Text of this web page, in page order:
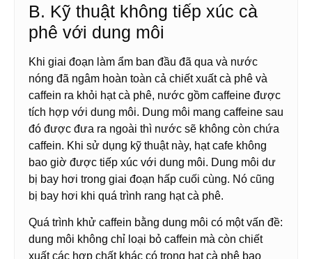
B. Kỹ thuật không tiếp xúc cà
phê với dung môi
Khi giai đoạn làm ẩm ban đầu đã qua và nước
nóng đã ngâm hoàn toàn cả chiết xuất cà phê và
caffein ra khỏi hạt cà phê, nước gồm caffeine được
tích hợp với dung môi. Dung môi mang caffeine sau
đó được đưa ra ngoài thì nước sẽ không còn chứa
caffein. Khi sử dụng kỹ thuật này, hạt cafe không
bao giờ được tiếp xúc với dung môi. Dung môi dư
bị bay hơi trong giai đoạn hấp cuối cùng. Nó cũng
bị bay hơi khi quá trình rang hạt cà phê.
Quá trình khử caffein bằng dung môi có một vấn đề:
dung môi không chỉ loại bỏ caffein mà còn chiết
xuất các hợp chất khác có trong hạt cà phê bao